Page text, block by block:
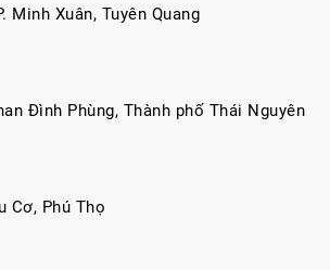
Minh Xuân, Tuyên Quang
Đình Phùng, Thành phố Thái Nguyên
Cơ, Phú Thọ